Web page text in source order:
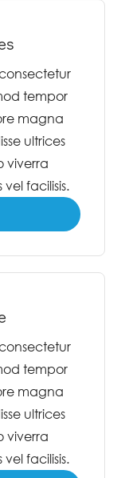
tempor
magna
ultrices
viverra
facilisis.
tempor
magna
ultrices
viverra
facilisis.